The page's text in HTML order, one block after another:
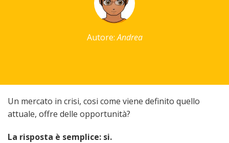
Autore:Andrea
Un mercato in crisi, cosi come viene definito quello
attuale, offre delle opportunità?
La risposta è semplice: si.